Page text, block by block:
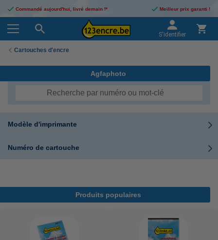
Commandé aujourd'hui, livré demain !* Meilleur prix garanti !
S'identifier
Cartouches d'encre
Agfaphoto
Modèle d'imprimante
Numéro de cartouche
Produits populaires